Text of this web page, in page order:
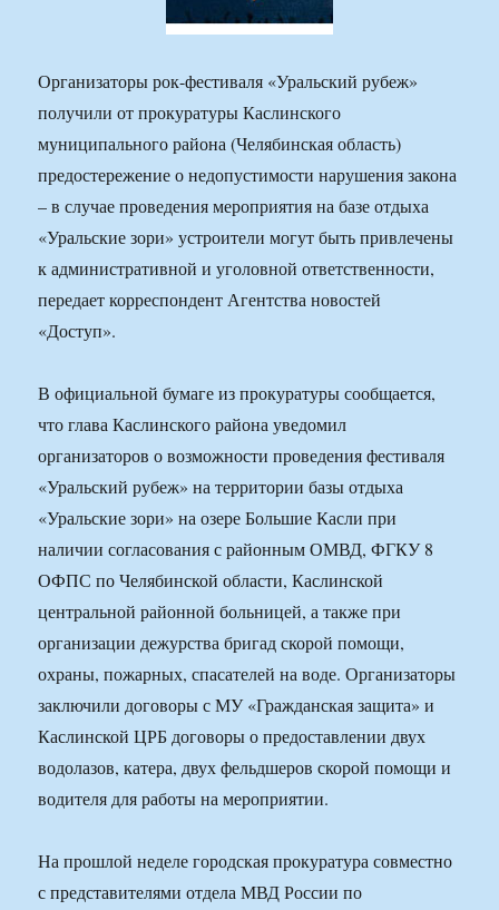
Организаторы рок-фестиваля «Уральский рубеж»
получили от прокуратуры Каслинского
муниципального района (Челябинская область)
предостережение о недопустимости нарушения закона
– в случае проведения мероприятия на базе отдыха
«Уральские зори» устроители могут быть привлечены
к административной и уголовной ответственности,
передает корреспондент Агентства новостей
«Доступ».
В официальной бумаге из прокуратуры сообщается,
что глава Каслинского района уведомил
организаторов о возможности проведения фестиваля
«Уральский рубеж» на территории базы отдыха
«Уральские зори» на озере Большие Касли при
наличии согласования с районным ОМВД, ФГКУ 8
ОФПС по Челябинской области, Каслинской
центральной районной больницей, а также при
организации дежурства бригад скорой помощи,
охраны, пожарных, спасателей на воде. Организаторы
заключили договоры с МУ «Гражданская защита» и
Каслинской ЦРБ договоры о предоставлении двух
водолазов, катера, двух фельдшеров скорой помощи и
водителя для работы на мероприятии.
На прошлой неделе городская прокуратура совместно
с представителями отдела МВД России по